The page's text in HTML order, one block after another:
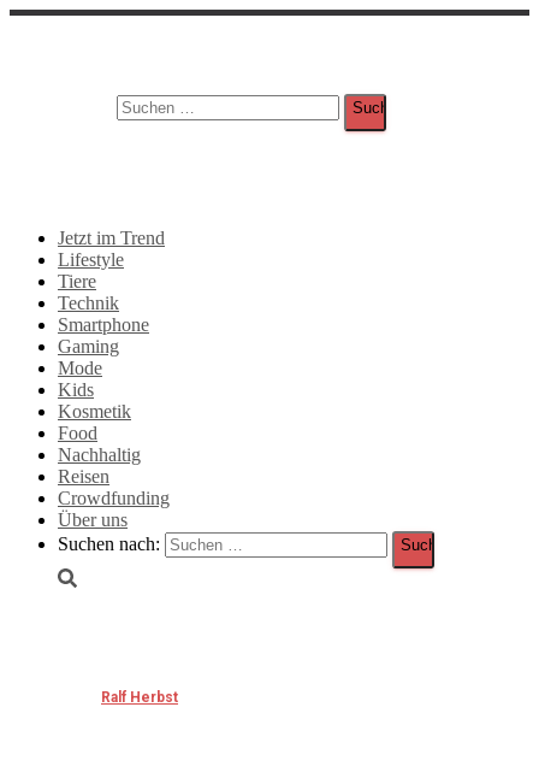
Jetzt im Trend
Lifestyle
Tiere
Technik
Smartphone
Gaming
Mode
Kids
Kosmetik
Food
Nachhaltig
Reisen
Crowdfunding
Über uns
Suchen nach:
Ralf Herbst